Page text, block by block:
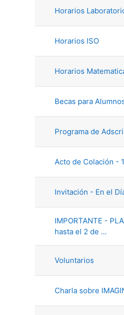
Horarios
Horarios ISO
Horarios
Becas para
Programa de
Acto de Colación -
Invitación - En el
IMPORTANTE -
hasta el 2 de ...
Voluntarios
Charla sobre